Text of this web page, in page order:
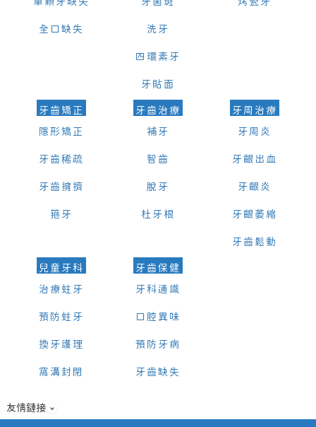
全口缺失 洗牙
四環素牙
牙貼面
牙齒矯正
隱形矯正
牙齒稀疏
牙齒擁擠
箍牙
牙齒治療
補牙
智齒
脫牙
杜牙根
牙周治療
牙周炎
牙齦出血
牙齦炎
牙齦萎縮
牙齒鬆動
兒童牙科
治療蛀牙
預防蛀牙
換牙護理
窩溝封閉
牙齒保健
牙科通識
口腔異味
預防牙病
牙齒缺失
友情鏈接